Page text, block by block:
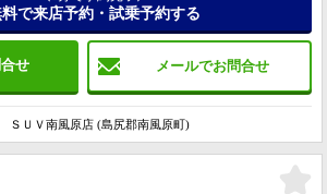
せ メールでお問合せ
で来店予約・試乗予約する
ＵＶ南風原店 (島尻郡南風原町)